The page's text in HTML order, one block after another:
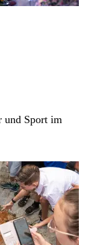
und Sport im